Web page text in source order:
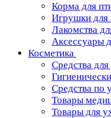
Корма для
Игрушки для
Лакомства
Аксессуары
Косметика
Средства
Средства по
Товары
Товары для